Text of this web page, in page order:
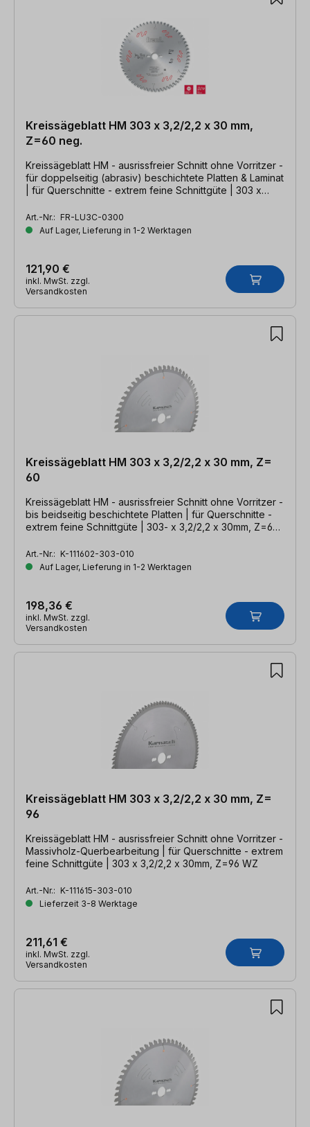
Kreissägeblatt HM 303 x 3,2/2,2 x 30 mm,
Z=60 neg.
Kreissägeblatt HM - ausrissfreier Schnitt ohne Vorritzer -
für doppelseitig (abrasiv) beschichtete Platten & Laminat
| für Querschnitte - extrem feine Schnittgüte | 303 x
Art.-Nr.: FR-LU3C-0300
Auf Lager, Lieferung in 1-2 Werktagen
121,90 €
inkl. MwSt. zzgl.
Versandkosten
Kreissägeblatt HM 303 x 3,2/2,2 x 30 mm, Z=
60
Kreissägeblatt HM - ausrissfreier Schnitt ohne Vorritzer -
bis beidseitig beschichtete Platten | für Querschnitte -
extrem feine Schnittgüte | 303- x 3,2/2,2 x 30mm, Z=60
Art.-Nr.: K-111602-303-010
Auf Lager, Lieferung in 1-2 Werktagen
198,36 €
inkl. MwSt. zzgl.
Versandkosten
Kreissägeblatt HM 303 x 3,2/2,2 x 30 mm, Z=
96
Kreissägeblatt HM - ausrissfreier Schnitt ohne Vorritzer -
Massivholz-Querbearbeitung | für Querschnitte - extrem
feine Schnittgüte | 303 x 3,2/2,2 x 30mm, Z=96 WZ
Art.-Nr.: K-111615-303-010
Lieferzeit 3-8 Werktage
211,61 €
inkl. MwSt. zzgl.
Versandkosten